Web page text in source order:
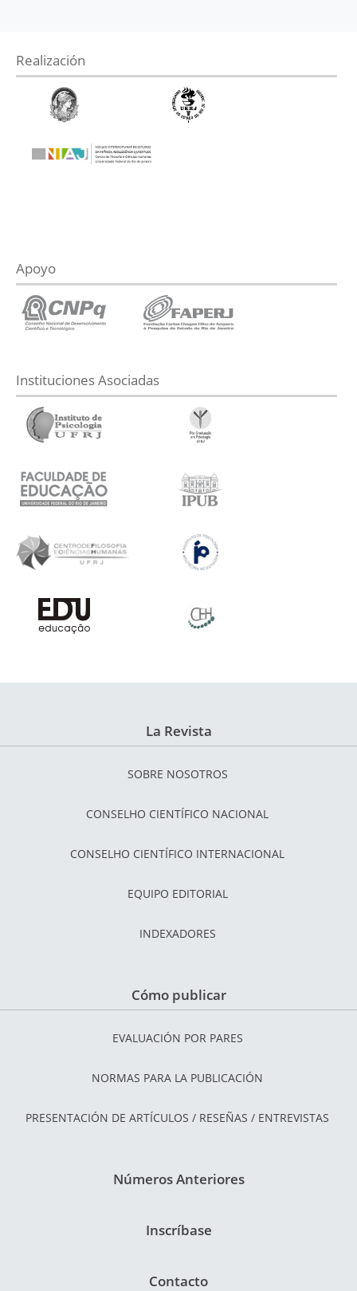
Realización
Apoyo
Instituciones Asociadas
La Revista
SOBRE NOSOTROS
CONSELHO CIENTÍFICO NACIONAL
CONSELHO CIENTÍFICO INTERNACIONAL
EQUIPO EDITORIAL
INDEXADORES
Cómo publicar
EVALUACIÓN POR PARES
NORMAS PARA LA PUBLICACIÓN
PRESENTACIÓN DE ARTÍCULOS / RESEÑAS / ENTREVISTAS
Números Anteriores
Inscríbase
Contacto